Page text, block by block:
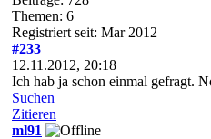
Themen: 6
Registriert seit: Mar 2012
#233
12.11.2012, 20:18
Ich hab ja schon einmal gefragt.
Suchen
Zitieren
ml91